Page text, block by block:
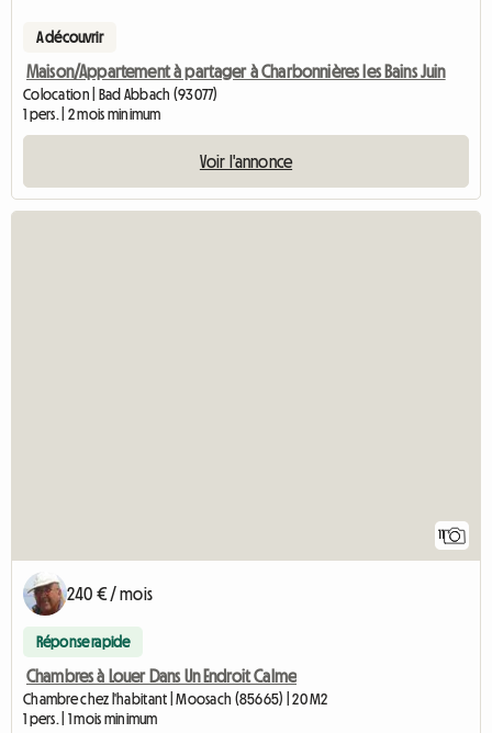
A découvrir
Maison/Appartement à partager à Charbonnières les Bains Juin
Colocation | Bad Abbach (93077)
1 pers. | 2 mois minimum
Voir l'annonce
240 € / mois
Réponse rapide
Chambres à Louer Dans Un Endroit Calme
Chambre chez l'habitant | Moosach (85665) | 20 M2
1 pers. | 1 mois minimum